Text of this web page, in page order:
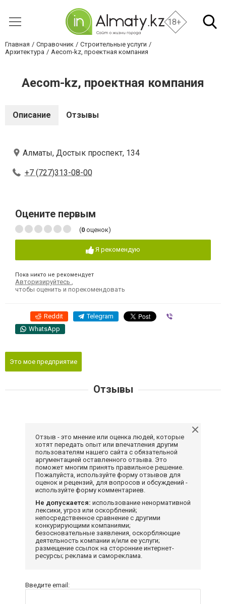
18+
Главная Справочник
Строительные услуги
Архитектура
Aecom-kz, проектная компания
Aecom-kz, проектная компания
Описание Отзывы
Алматы, Достык проспект, 134
+7 (727)313-08-00
Оцените первым
(0 оценок)
Я рекомендую
Пока никто не рекомендует
Авторизируйтесь
чтобы оценить и порекомендовать
Reddit Telegram
WhatsApp
Это мое предприятие
Отзывы
Отзыв - это мнение или оценка людей, которые
хотят передать опыт или впечатления другим
пользователям нашего сайта с обязательной
аргументацией оставленного отзыва. Это
поможет многим принять правильное решение.
Пожалуйста, используйте форму отзывов для
оценок и рецензий, для вопросов и обсуждений -
используйте форму комментариев.
Не допускается: использование ненормативной
лексики, угроз или оскорблений;
непосредственное сравнение с другими
конкурирующими компаниями;
безосновательные заявления, оскорбляющие
деятельность компании и/или ее услуги;
размещение ссылок на сторонние интернет-
ресурсы; реклама и самореклама.
Введите email: